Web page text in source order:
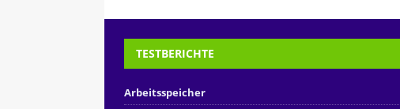
TESTBERICHTE
Arbeitsspeicher